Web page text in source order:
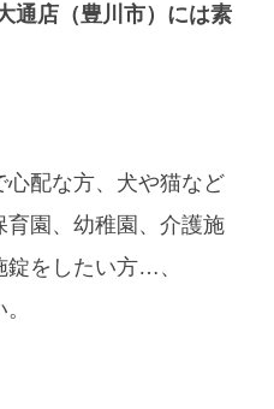
通店（豊川市）には素
配な方、犬や猫など
園、幼稚園、介護施
をしたい方…、